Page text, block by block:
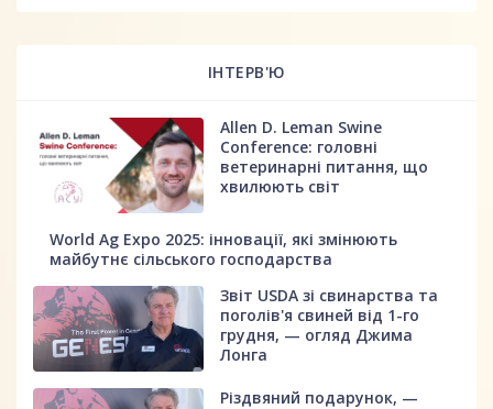
ІНТЕРВ'Ю
Allen D. Leman Swine
Conference: головні
ветеринарні питання, що
хвилюють світ
World Ag Expo 2025: інновації, які змінюють
майбутнє сільського господарства
Звіт USDA зі свинарства та
поголів'я свиней від 1-го
грудня, — огляд Джима
Лонга
Різдвяний подарунок, —